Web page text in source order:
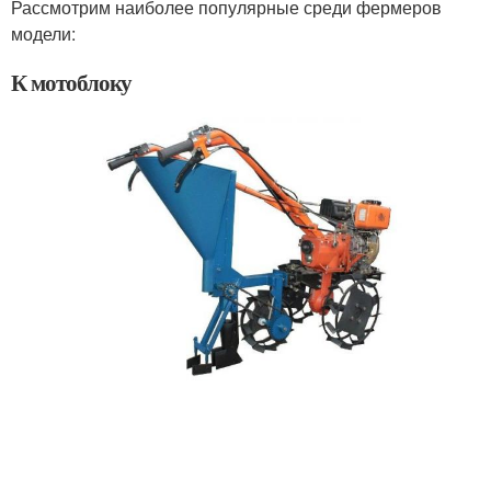
Рассмотрим наиболее популярные среди фермеров
модели:
К мотоблоку